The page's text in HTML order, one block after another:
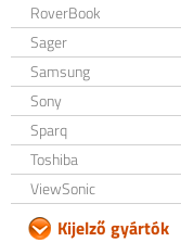
RoverBook
Sager
Samsung
Sony
Sparq
Toshiba
ViewSonic
Kijelző gyártók